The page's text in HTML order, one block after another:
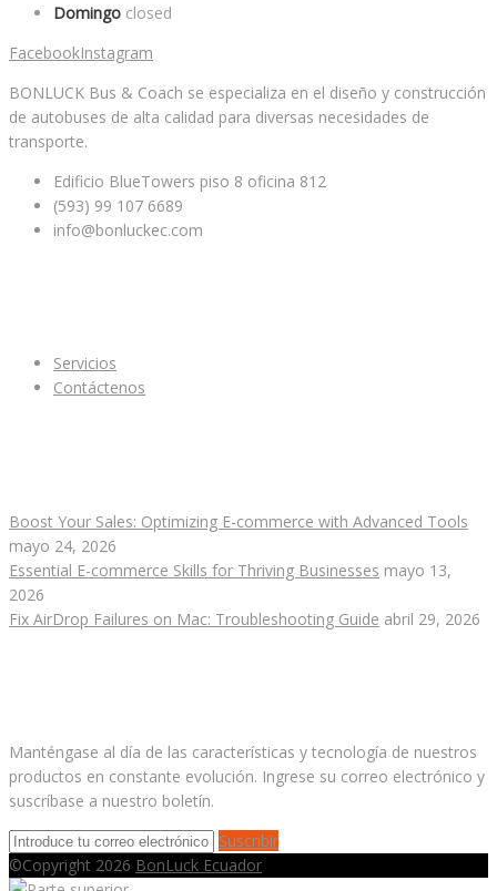
Domingo closed
FacebookInstagram
BONLUCK Bus & Coach se especializa en el diseño y construcción
de autobuses de alta calidad para diversas necesidades de
transporte.
Edificio BlueTowers piso 8 oficina 812
(593) 99 107 6689
info@bonluckec.com
Servicios
Contáctenos
Boost Your Sales: Optimizing E-commerce with Advanced Tools
mayo 24, 2026
Essential E-commerce Skills for Thriving Businesses mayo 13,
2026
Fix AirDrop Failures on Mac: Troubleshooting Guide abril 29, 2026
Manténgase al día de las características y tecnología de nuestros
productos en constante evolución. Ingrese su correo electrónico y
suscríbase a nuestro boletín.
Suscribir
©Copyright 2026 BonLuck Ecuador